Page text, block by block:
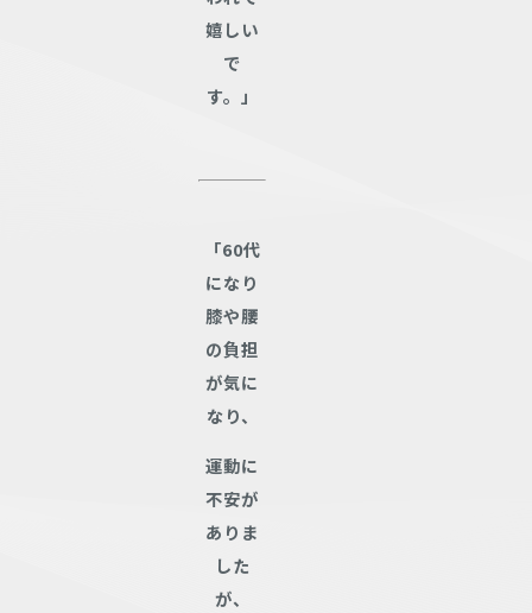
嬉しい
で
す。」
「60代
になり
膝や腰
の負担
が気に
なり、
運動に
不安が
ありま
した
が、